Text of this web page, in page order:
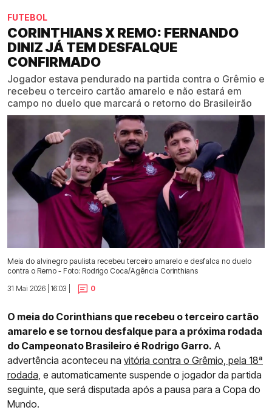
FUTEBOL
CORINTHIANS X REMO: FERNANDO
DINIZ JÁ TEM DESFALQUE
CONFIRMADO
Jogador estava pendurado na partida contra o Grêmio e
recebeu o terceiro cartão amarelo e não estará em
campo no duelo que marcará o retorno do Brasileirão
Meia do alvinegro paulista recebeu terceiro amarelo e desfalca no duelo
contra o Remo - Foto: Rodrigo Coca/Agência Corinthians
31 Mai 2026 | 16:03 |
0
O meia do Corinthians que recebeu o terceiro cartão
amarelo e se tornou desfalque para a próxima rodada
do Campeonato Brasileiro é Rodrigo Garro. A
advertência aconteceu na vitória contra o Grêmio, pela 18ª
rodada, e automaticamente suspende o jogador da partida
seguinte, que será disputada após a pausa para a Copa do
Mundo.